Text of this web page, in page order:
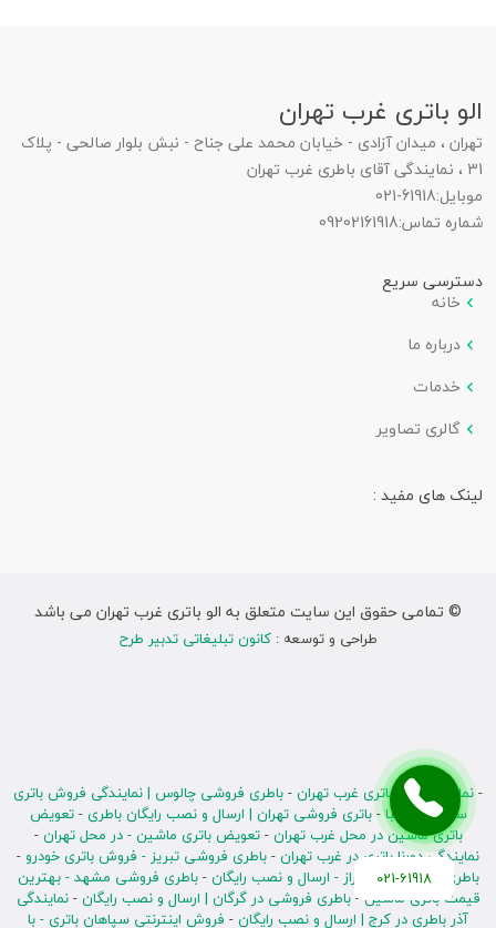
الو باتری غرب تهران
تهران ، میدان آزادی - خیابان محمد علی جناح - نبش بلوار صالحی - پلاک
31 ، نمایندگی آقای باطری غرب تهران
موبایل:021-61918
شماره تماس:09202161918
دسترسی سریع
خانه
درباره ما
خدمات
گالری تصاویر
لینک های مفید :
© تمامی حقوق این سایت متعلق به الو باتری غرب تهران می باشد
طراحی و توسعه :کانون تبلیغاتی تدبیر طرح
021-61918
-نمایندگی صبا باتری غرب تهران -باطری فروشی چالوس | نمایندگی فروش باتری
سپاهان و صبا-باتری فروشی تهران | ارسال و نصب رایگان باطری -تعویض
باتری ماشین در محل غرب تهران -تعویض باتری ماشین - در محل تهران -
نمایندگی دورنا باتری در غرب تهران -باطری فروشی تبریز - فروش باتری خودرو-
باطری فروشی در شیراز - ارسال و نصب رایگان -باطری فروشی مشهد - بهترین
قیمت باتری ماشین -باطری فروشی در گرگان | ارسال و نصب رایگان -نمایندگی
آذر باطری در کرج | ارسال و نصب رایگان - فروش اینترنتی سپاهان باتری - با